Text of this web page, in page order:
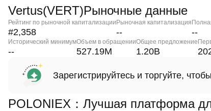
Vertus(VERT)Рыночные данные
Рейтинг по рыночной капитализации
#2,358
Рыночная капитализация
-- --
Исторический минимум
--
Объем в обращении
527.19M
Общее предложение
1.20B
Зарегистрируйтесь и торгуйте,
POLONIEX：Лучшая платформа